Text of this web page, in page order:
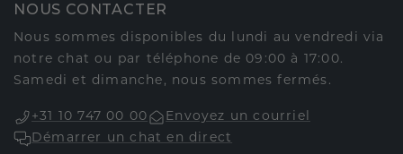
NOUS CONTACTER
Nous sommes disponibles du lundi au vendredi via
notre chat ou par téléphone de 09:00 à 17:00.
Samedi et dimanche, nous sommes fermés.
+31 10 747 00 00
Envoyez un courriel
Démarrer un chat en direct